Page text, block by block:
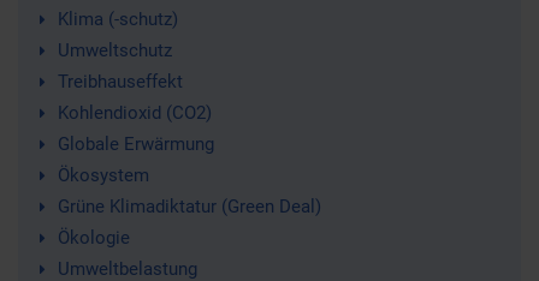
Klima (-schutz)
Umweltschutz
Treibhauseffekt
Kohlendioxid (CO2)
Globale Erwärmung
Ökosystem
Grüne Klimadiktatur (Green Deal)
Ökologie
Umweltbelastung